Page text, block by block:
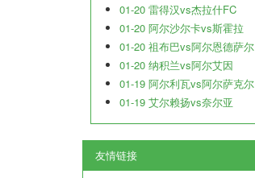
01-20 雷得汉vs杰拉什FC
01-20 阿尔沙尔卡vs斯霍拉
01-20 祖布巴vs阿尔恩德萨尔
01-20 纳积兰vs阿尔艾因
01-19 阿尔利瓦vs阿尔萨克尔
01-19 艾尔赖扬vs奈尔亚
友情链接